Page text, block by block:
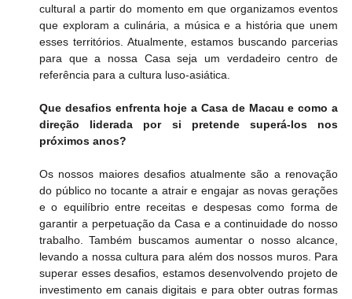
cultural a partir do momento em que organizamos eventos
que exploram a culinária, a música e a história que unem
esses territórios. Atualmente, estamos buscando parcerias
para que a nossa Casa seja um verdadeiro centro de
referência para a cultura luso-asiática.
Que desafios enfrenta hoje a Casa de Macau e como a
direção liderada por si pretende superá-los nos
próximos anos?
Os nossos maiores desafios atualmente são a renovação
do público no tocante a atrair e engajar as novas gerações
e o equilíbrio entre receitas e despesas como forma de
garantir a perpetuação da Casa e a continuidade do nosso
trabalho. Também buscamos aumentar o nosso alcance,
levando a nossa cultura para além dos nossos muros. Para
superar esses desafios, estamos desenvolvendo projeto de
investimento em canais digitais e para obter outras formas